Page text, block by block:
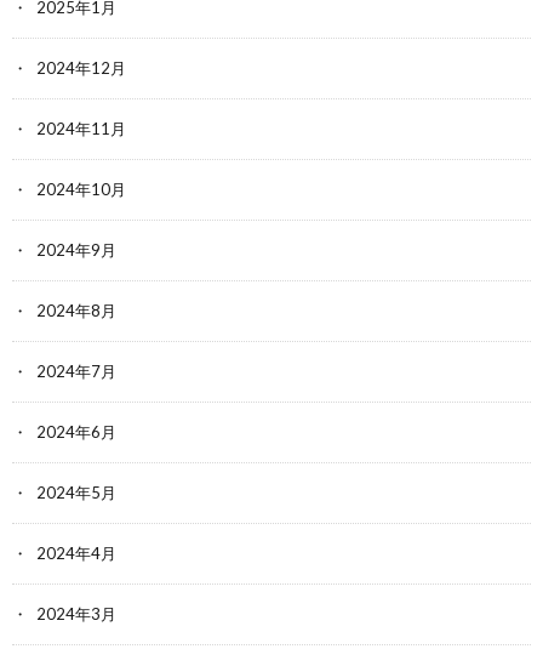
2025年1月
2024年12月
2024年11月
2024年10月
2024年9月
2024年8月
2024年7月
2024年6月
2024年5月
2024年4月
2024年3月